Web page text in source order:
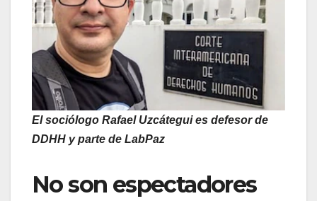
El sociólogo Rafael Uzcátegui es defesor de
DDHH y parte de LabPaz
No son espectadores